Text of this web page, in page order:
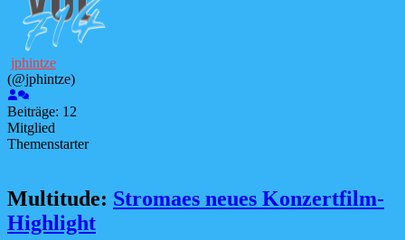
jphintze
(@jphintze)
Beiträge: 12
Mitglied
Themenstarter
Multitude: Stromaes neues Konzertfilm-
Highlight